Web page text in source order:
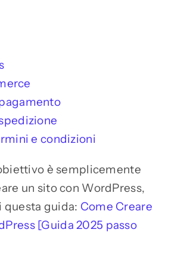
e condizioni
è semplicemente
un sito con WordPress,
questa guida: Come Creare
[Guida 2025 passo